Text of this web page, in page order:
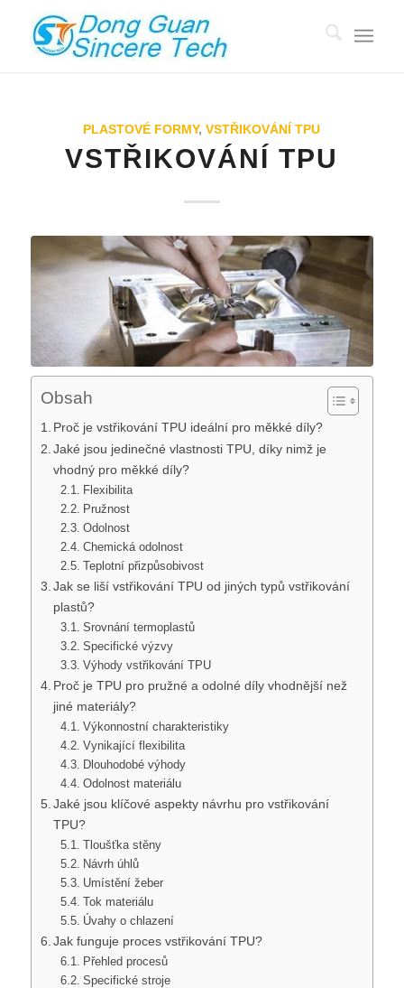
PLASTOVÉ FORMY,VSTŘIKOVÁNÍ TPU
VSTŘIKOVÁNÍ TPU
Obsah
Proč je vstřikování TPU ideální pro měkké díly?
Jaké jsou jedinečné vlastnosti TPU, díky nimž je
vhodný pro měkké díly?
Flexibilita
Pružnost
Odolnost
Chemická odolnost
Teplotní přizpůsobivost
Jak se liší vstřikování TPU od jiných typů vstřikování
plastů?
Srovnání termoplastů
Specifické výzvy
Výhody vstřikování TPU
Proč je TPU pro pružné a odolné díly vhodnější než
jiné materiály?
Výkonnostní charakteristiky
Vynikající flexibilita
Dlouhodobé výhody
Odolnost materiálu
Jaké jsou klíčové aspekty návrhu pro vstřikování
TPU?
Tloušťka stěny
Návrh úhlů
Umístění žeber
Tok materiálu
Úvahy o chlazení
Jak funguje proces vstřikování TPU?
Přehled procesů
Specifické stroje